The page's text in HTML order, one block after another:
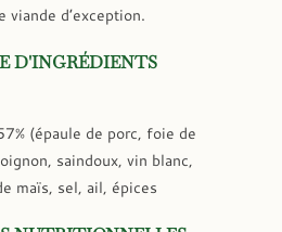
d’exception.
D'INGRÉDIENTS
(épaule de porc, foie de
saindoux, vin blanc,
maïs, sel, ail, épices